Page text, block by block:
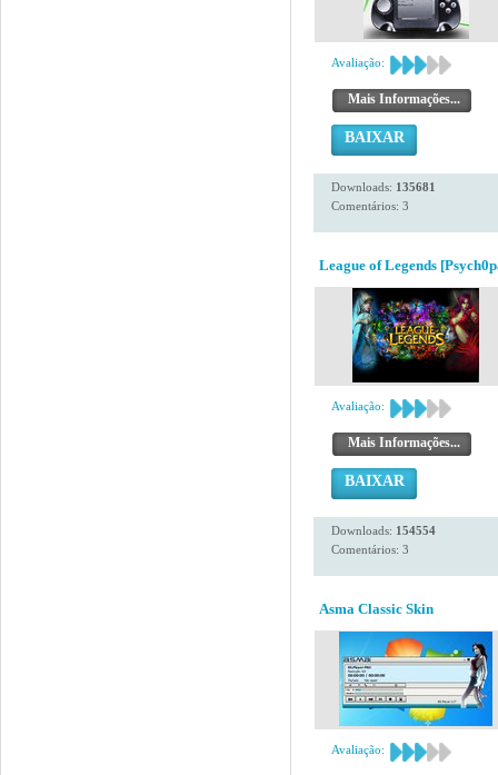
Avaliação:
Mais Informações...
BAIXAR
Downloads: 135681
Comentários: 3
League of Legends
Avaliação:
Mais Informações...
BAIXAR
Downloads: 154554
Comentários: 3
Asma Classic Skin
Avaliação: